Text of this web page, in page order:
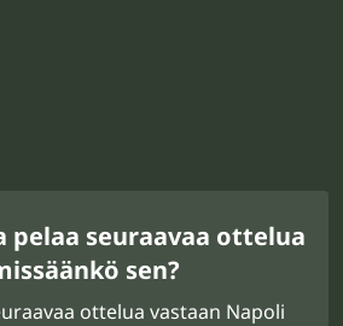
pelaa seuraavaa ottelua
sen?
ottelua vastaan Napoli